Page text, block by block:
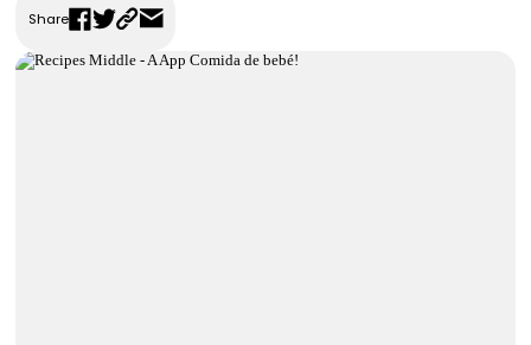
FAQS
Contactos
Share